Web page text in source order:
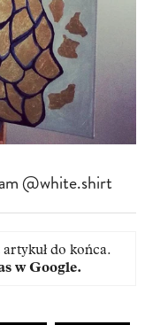
@white.shirt
artykuł do końca.
w Google.